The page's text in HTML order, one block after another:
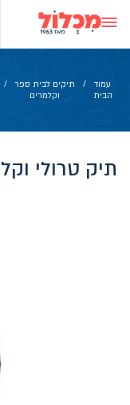
content
עמוד
הבית
/
תיקים לבית ספר
וקלמרים
/
תיק טרולי